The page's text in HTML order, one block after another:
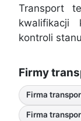
Transport
kwalifikacji
kontroli
Firmy
Firma
Firma